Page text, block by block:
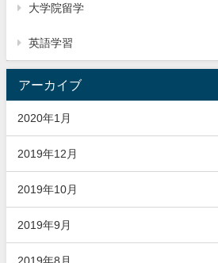
大学院留学
英語学習
アーカイブ
2020年1月
2019年12月
2019年10月
2019年9月
2019年8月